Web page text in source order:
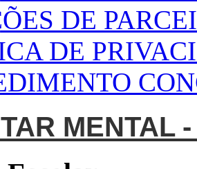
DE
DE
MENTAL